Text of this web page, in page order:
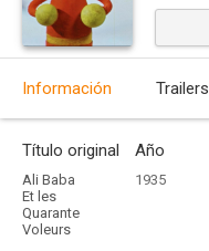
Información Trailers
Título original
Ali Baba
Et les
Quarante
Voleurs
Año
1935